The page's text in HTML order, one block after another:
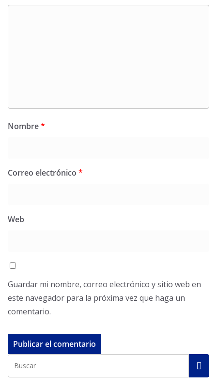
Nombre*
Correo electrónico *
Web
Guardar mi nombre, correo electrónico y sitio web en
este navegador para la próxima vez que haga un
comentario.